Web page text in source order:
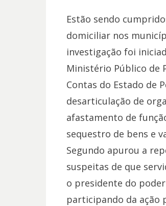
Estão sendo
domiciliar nos
investigação foi
Ministério Público de
Contas do Estado de
desarticulação de
afastamento de
sequestro de bens e
Segundo apurou a
suspeitas de que
o presidente do
participando da ação